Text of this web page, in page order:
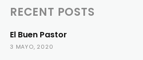
RECENT POSTS
El Buen Pastor
3 MAYO, 2020